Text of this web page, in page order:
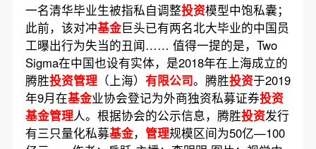
一名清华毕业生被指私自调整投资模型中饱私囊；
此前，该对冲基金巨头已有两名北大毕业的中国员
工曝出行为失当的丑闻…… 值得一提的是，Two
Sigma在中国也设有实体，是2018年在上海成立的
腾胜投资管理（上海） 有限公司。腾胜投资于2019
年9月在基金业协会登记为外商独资私募证券投资
基金管理人。根据协会的公示信息，腾胜投资发行
有三只量化私募基金， 管理规模区间为50亿—100